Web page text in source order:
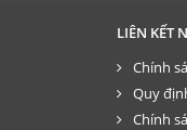
LIÊN KẾT
Chính
Quy
Chính